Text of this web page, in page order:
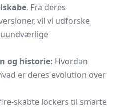
. Fra deres
vil vi udforske
uundværlige
og historie: Hvordan
er deres evolution over
skabte lockers til smarte